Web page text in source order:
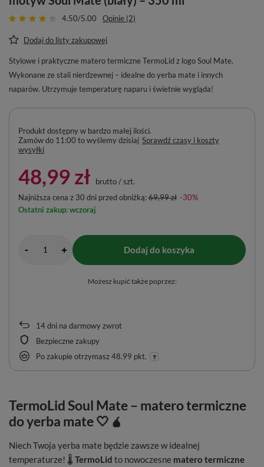
4.50/5.00 Opinie (2)
Dodaj do listy zakupowej
Stylowe i praktyczne matero termiczne TermoLid z logo Soul Mate.
Wykonane ze stali nierdzewnej – idealne do yerba mate i innych
naparów. Utrzymuje temperaturę naparu i świetnie wygląda!
14dni na darmowy zwrot
Bezpieczne zakupy
Po zakupie otrzymasz48.99 pkt.
Produkt dostępny w bardzo małej ilości
Zamów do 11:00 to wyślemy dzisiaj Sprawdź czasy i koszty
wysyłki
48,99 zł brutto/szt.
Najniższa cena z 30 dni przed obniżką:69,99 zł -30%
Ostatni zakup: wczoraj
- + Dodaj do koszyka
Możesz kupić także poprzez:
TermoLid Soul Mate – matero termiczne
do yerba mate 🤍🧉
Niech Twoja yerba mate będzie zawsze w idealnej
temperaturze! 🌡️ TermoLid to nowoczesne matero termiczne